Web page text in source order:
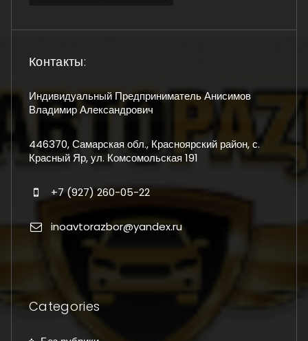
Контакты:
Индивидуальный Предприниматель Анисимов
Владимир Александрович
446370, Самарская обл., Красноярский район, с.
Красный Яр, ул. Комсомольская 191
+7 (927) 260-05-22
inoavtorazbor@yandex.ru
Categories